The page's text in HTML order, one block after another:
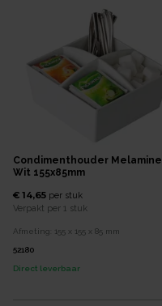
Condimenthouder Melamine
Wit 155x85mm
€ 14,65 per stuk
Verpakt per 1 stuk
Afmeting: 155 x 155 x 85 mm
52180
Direct leverbaar